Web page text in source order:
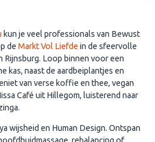
kun je veel professionals van Bewust
de Markt Vol Liefde in de sfeervolle
Rijnsburg. Loop binnen voor een
kas, naast de aardbeiplantjes en
van verse koffie en thee, vegan
Café uit Hillegom, luisterend naar
wijsheid en Human Design. Ontspan